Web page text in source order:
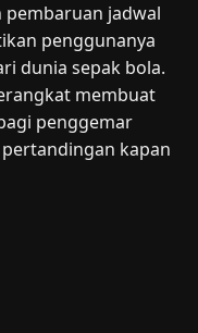
pembaruan jadwal
penggunanya
dunia sepak bola.
membuat
penggemar
kapan